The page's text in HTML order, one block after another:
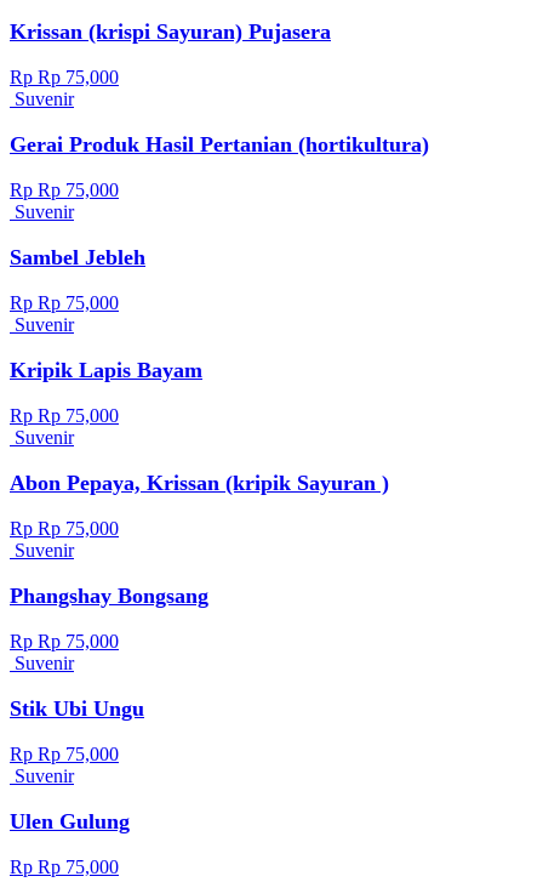
Krissan (krispi Sayuran) Pujasera
Rp Rp 75,000
Suvenir
Gerai Produk Hasil Pertanian (hortikultura)
Rp Rp 75,000
Suvenir
Sambel Jebleh
Rp Rp 75,000
Suvenir
Kripik Lapis Bayam
Rp Rp 75,000
Suvenir
Abon Pepaya, Krissan (kripik Sayuran )
Rp Rp 75,000
Suvenir
Phangshay Bongsang
Rp Rp 75,000
Suvenir
Stik Ubi Ungu
Rp Rp 75,000
Suvenir
Ulen Gulung
Rp Rp 75,000